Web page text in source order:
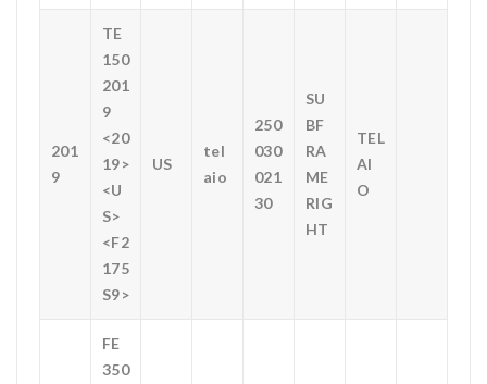
201
9
TE
150
201
9
<20
19>
<U
S>
<F2
175
S9>
US
tel
aio
250
030
021
30
SU
BF
RA
ME
RIG
HT
TEL
AI
O
FE
350